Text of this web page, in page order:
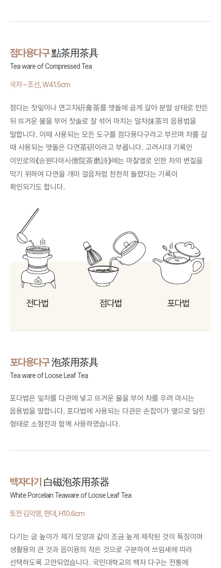
점다용다구點茶用茶具
Tea ware of Compressed Tea
국자 – 조선, W41.5cm
점다는 찻잎이나 연고차硏膏茶를 맷돌에 곱게 갈아 분말 상태로 만든
뒤 뜨거운 물을 부어 찻솔로 잘 섞어 마치는 말차抹茶의 음용법을
말합니다. 이때 사용되는 모든 도구를 점다용다구라고 부르며 차를 갈
때 사용되는 맷돌은 다연茶硏이라고 부릅니다. 고려시대 기록인
이인로의《승원다마시 僧院茶磨詩》에는 마찰열로 인한 차의 변질을
막기 위하여 다연을 개미 걸음처럼 천천히 돌렸다는 기록이
확인되기도 합니다.
포다용다구泡茶用茶具
Tea ware of Loose Leaf Tea
포다법은 잎차를 다관에 넣고 뜨거운 물을 부어 차를 우려 마시는
음용법을 말합니다. 포다법에 사용되는 다관은 손잡이가 옆으로 달린
형태로 소형잔과 함께 사용하였습니다.
백자다기 白磁泡茶用茶器
White Porcelain Teaware of Loose Leaf Tea
토전 김익영, 현대, H10.6cm
다기는 굽 높이가 제기 모양과 같이 조금 높게 제작된 것이 특징이며
생활용의 큰 것과 음미용의 작은 것으로 구분하여 쓰임새에 따라
선택하도록 고안되었습니다. 국민대학교의 백자 다구는 전통에